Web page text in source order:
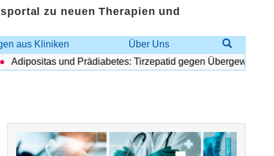
zu neuen Therapien und
aus Kliniken
Über Uns
Adipositas und Prädiabetes: Tirzepatid gegen Übergewicht und